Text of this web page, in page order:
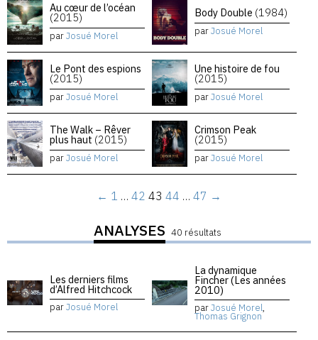
Au cœur de l’océan
(2015)
parJosué Morel
Body Double (1984)
parJosué Morel
Le Pont des espions
(2015)
parJosué Morel
Une histoire de fou
(2015)
parJosué Morel
The Walk – Rêver
plus haut (2015)
parJosué Morel
Crimson Peak
(2015)
parJosué Morel
← 1 … 42 43 44 … 47 →
ANALYSES 40 résultats
Les derniers films
d’Alfred Hitchcock
parJosué Morel
La dynamique
Fincher (Les années
2010)
parJosué Morel,
Thomas Grignon